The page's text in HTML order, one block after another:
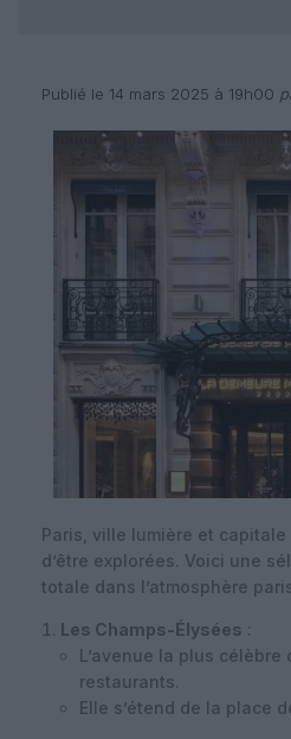
Publié le 14 mars 2025 à 19h00
Paris, ville lumière et
d’être explorées. Voici une
totale dans l’atmosphère
Les Champs-Élysées :
L’avenue la plus
restaurants.
Elle s’étend de la place